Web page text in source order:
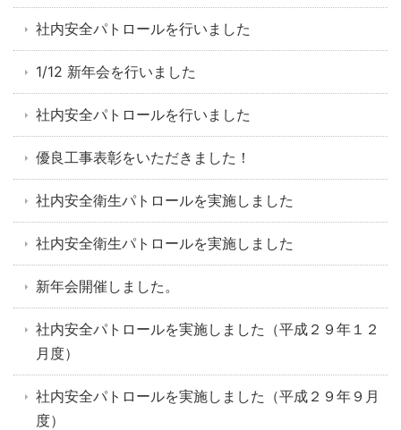
社内安全パトロールを行いました
1/12 新年会を行いました
社内安全パトロールを行いました
優良工事表彰をいただきました！
社内安全衛生パトロールを実施しました
社内安全衛生パトロールを実施しました
新年会開催しました。
社内安全パトロールを実施しました（平成２９年１２
月度）
社内安全パトロールを実施しました（平成２９年９月
度）